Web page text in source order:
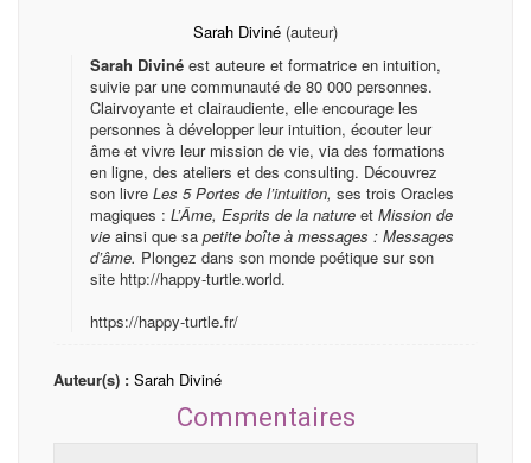
Sarah Diviné (auteur)
Sarah Diviné est auteure et formatrice en intuition,
suivie par une communauté de 80 000 personnes.
Clairvoyante et clairaudiente, elle encourage les
personnes à développer leur intuition, écouter leur
âme et vivre leur mission de vie, via des formations
en ligne, des ateliers et des consulting. Découvrez
son livre Les 5 Portes de l’intuition, ses trois Oracles
magiques : L’Âme, Esprits de la nature et Mission de
vie ainsi que sa petite boîte à messages : Messages
d’âme. Plongez dans son monde poétique sur son
site http://happy-turtle.world.
https://happy-turtle.fr/
Auteur(s) : Sarah Diviné
Commentaires